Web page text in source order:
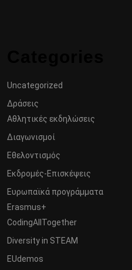
Uncategorized
Δράσεις
Αθλητικές εκδηλώσεις
Διαγωνισμοί
Εθελοντισμός
Εκδρομές-Επισκέψεις
Ευρωπαϊκά προγράμματα
Erasmus+
CodingAllTogether
Diversity in STEAM
EUdemos